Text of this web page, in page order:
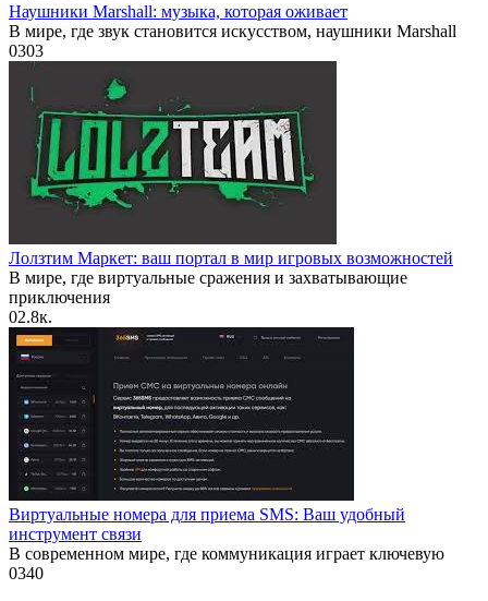
Наушники Marshall: музыка, которая оживает
В мире, где звук становится искусством, наушники Marshall
0303
Лолзтим Маркет: ваш портал в мир игровых возможностей
В мире, где виртуальные сражения и захватывающие
приключения
02.8к.
Виртуальные номера для приема SMS: Ваш удобный
инструмент связи
В современном мире, где коммуникация играет ключевую
0340